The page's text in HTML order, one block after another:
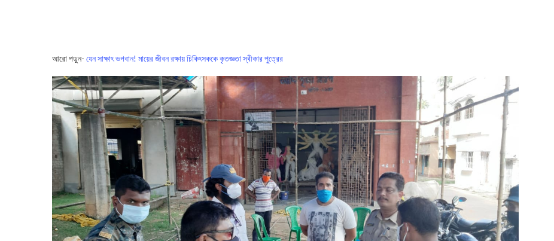
আরো পড়ুন- যেন সাক্ষাৎ ভগবান! মায়ের জীবন রক্ষায় চিকিৎসককে কৃতজ্ঞত‍া স্বীকার পুত্রের